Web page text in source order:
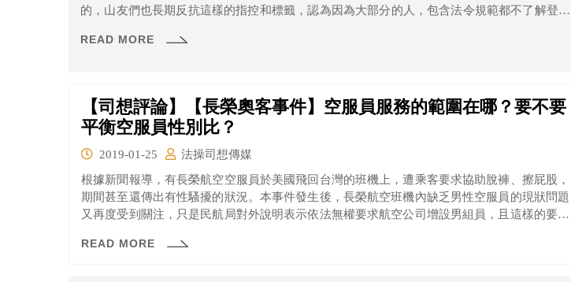
的，山友們也長期反抗這樣的指控和標籤，認為因為大部分的人，包含法令規範都不了解登山
爭議點，大家一起來思考看看到底怎麼做會比較好吧！
READ MORE
【司想評論】【長榮奧客事件】空服員服務的範圍在哪？要不要
平衡空服員性別比？
2019-01-25
法操司想傳媒
根據新聞報導，有長榮航空空服員於美國飛回台灣的班機上，遭乘客要求協助脫褲、擦屁股，
期間甚至還傳出有性騷擾的狀況。本事件發生後，長榮航空班機內缺乏男性空服員的現狀問題
又再度受到關注，只是民航局對外說明表示依法無權要求航空公司增設男組員，且這樣的要求
READ MORE